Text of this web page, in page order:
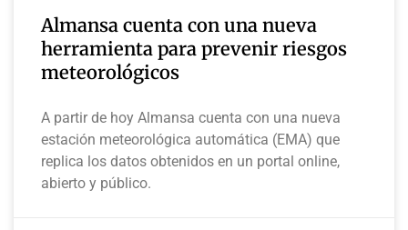
Almansa cuenta con una nueva
herramienta para prevenir riesgos
meteorológicos
A partir de hoy Almansa cuenta con una nueva
estación meteorológica automática (EMA) que
replica los datos obtenidos en un portal online,
abierto y público.